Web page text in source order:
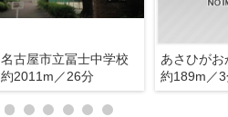
名古屋市立冨士中学校
約2011m／26分
あさひがお
約189m／